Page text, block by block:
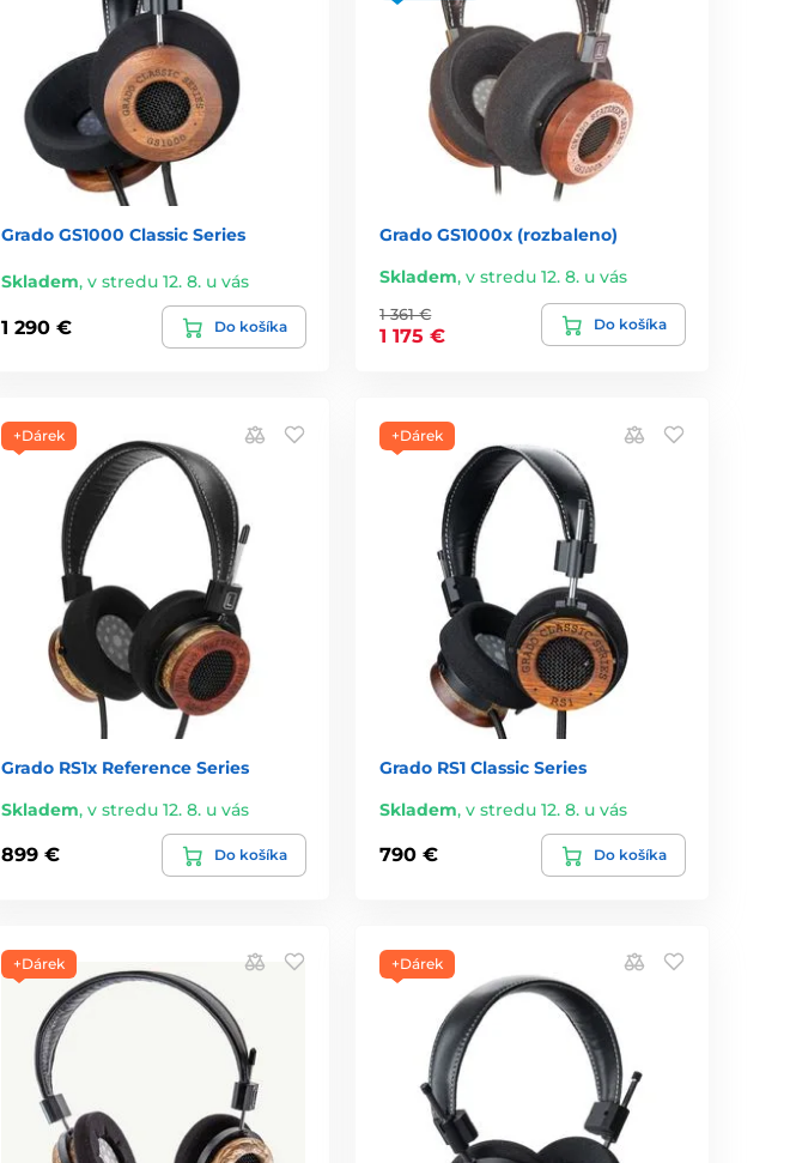
Grado GS1000 Classic Series
Skladem, v stredu 12. 8. u vás
1 290 € Do košíka
Grado GS1000x (rozbaleno)
Skladem,v stredu 12. 8. u vás
1 361 €
1 175 €
Do košíka
+Dárek
Grado RS1x Reference Series
Skladem, v stredu 12. 8. u vás
899 € Do košíka
+Dárek
Grado RS1 Classic Series
Skladem,v stredu 12. 8. u vás
790 € Do košíka
+Dárek +Dárek